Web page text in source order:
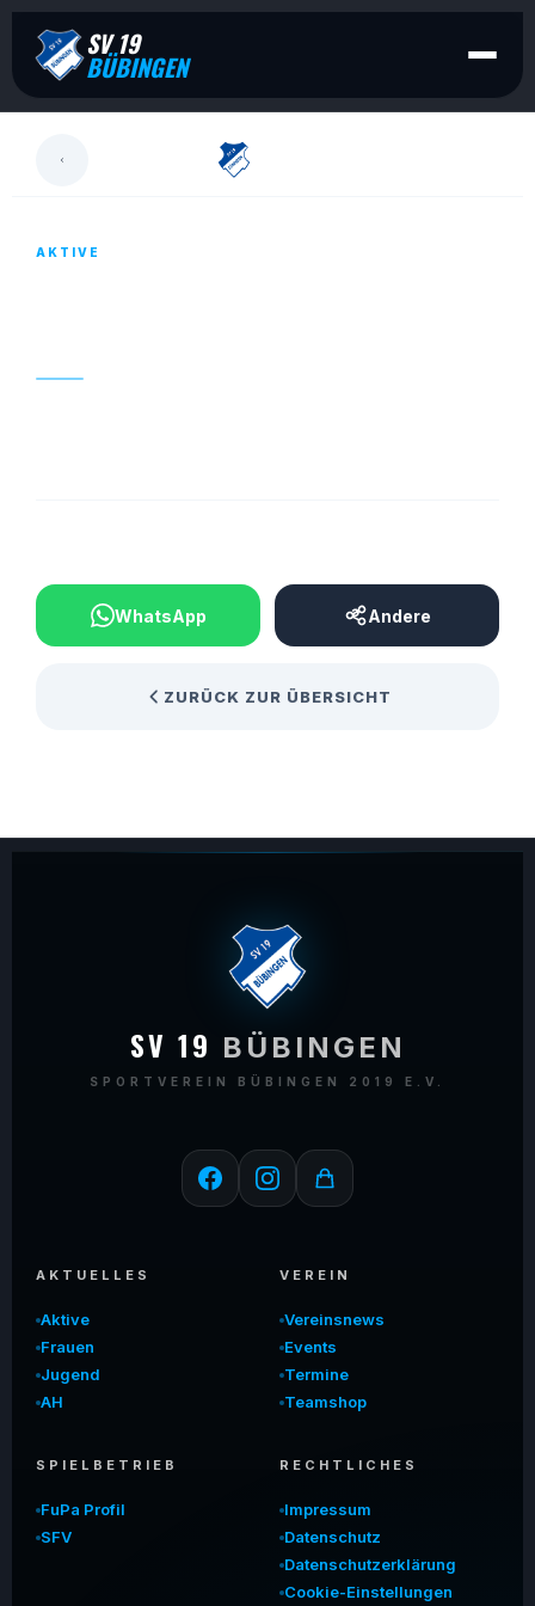
SV 19
BÜBINGEN
AKTIVE
WhatsApp Andere
ZURÜCK ZUR ÜBERSICHT
SV 19 BÜBINGEN
SPORTVEREIN BÜBINGEN 2019 E.V.
AKTUELLES
Aktive
Frauen
Jugend
AH
VEREIN
Vereinsnews
Events
Termine
Teamshop
SPIELBETRIEB
FuPa Profil
SFV
RECHTLICHES
Impressum
Datenschutz
Datenschutzerklärung
Cookie-Einstellungen